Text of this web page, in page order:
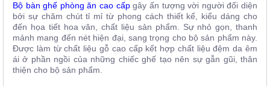
Bộ bàn ghế phòng ăn cao cấpgây ấn tượng vời người đối diện
bởi sự chăm chút tỉ mỉ từ phong cách thiết kế, kiểu dáng cho
đến họa tiết hoa văn, chất liệu sản phẩm. Sự nhỏ gọn, thanh
mảnh mang đến nét hiện đại, sang trọng cho bộ sản phẩm này.
Được làm từ chất liệu gỗ cao cấp kết hợp chất liệu đệm da êm
ái ở phần ngồi của những chiếc ghế tạo nên sự gẫn gũi, thân
thiện cho bộ sản phẩm.